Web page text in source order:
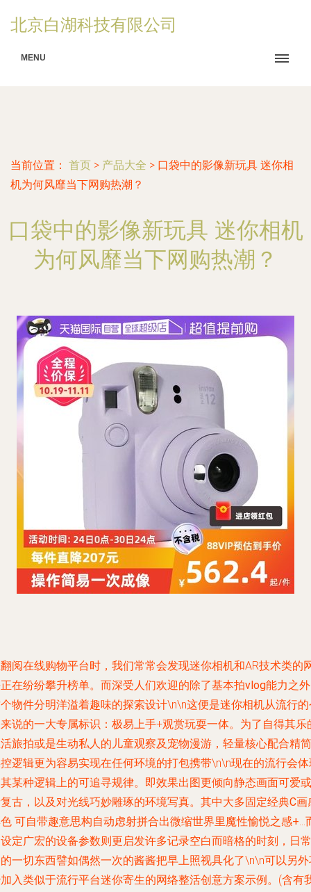
北京白湖科技有限公司
MENU
当前位置： 首页 > 产品大全 > 口袋中的影像新玩具 迷你相
机为何风靡当下网购热潮？
口袋中的影像新玩具 迷你相机
为何风靡当下网购热潮？
阅在线购物平台时，我们常常会发现迷你相机和AR技术类的
在纷纷攀升榜单。而深受人们欢迎的除了基本拍vlog能力之
物件分明洋溢着趣味的探索设计\n\n这便是迷你相机从流行
说的一大专属标识：极易上手+观赏玩耍一体。为了自得其乐
旅拍或是生动私人的儿童观察及宠物漫游， 轻量核心配合精简
逻辑更为容易实现在任何环境的打包携带\n\n现在的流行会
某种逻辑上的可追寻规律。 即效果出图更倾向静态画面可爱或
古，以及对光线巧妙雕琢的环境写真。其中大多固定经典C画
可自带趣意思构自动虑射拼合出微缩世界里魔性愉悦之感+…
定广宏的设备参数则更启发许多记录空白而暗格的时刻，日常
一切东西譬如偶然一次的酱酱把早上照视具化了\n\n可以另
入类似于流行平台迷你寄生的网络整活创意方案示例。(含有